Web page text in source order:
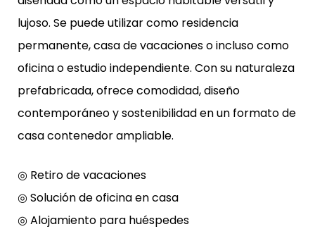
lujoso. Se puede utilizar como residencia
permanente, casa de vacaciones o incluso como
oficina o estudio independiente. Con su naturaleza
prefabricada, ofrece comodidad, diseño
contemporáneo y sostenibilidad en un formato de
casa contenedor ampliable.
◎ Retiro de vacaciones
◎ Solución de oficina en casa
◎ Alojamiento para huéspedes